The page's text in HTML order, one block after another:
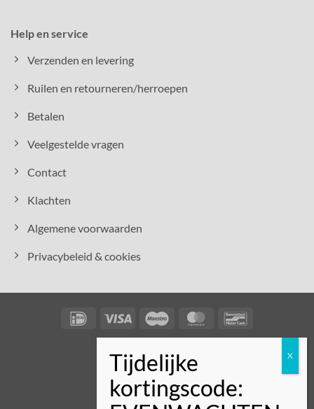
Help en service
Verzenden en levering
Ruilen en retourneren/herroepen
Betalen
Veelgestelde vragen
Contact
Klachten
Algemene voorwaarden
Privacybeleid & cookies
IDeal Visa Maestro MasterCard